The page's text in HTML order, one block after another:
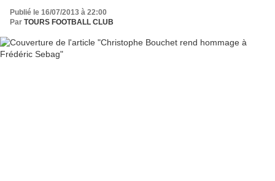
Publié le 16/07/2013 à 22:00
Par TOURS FOOTBALL CLUB